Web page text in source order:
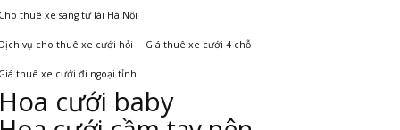
thuê xe sang tự lái Hà Nội
vụ cho thuê xe cưới hỏi Giá thuê xe cưới 4 chỗ
thuê xe cưới đi ngoại tỉnh
cưới baby